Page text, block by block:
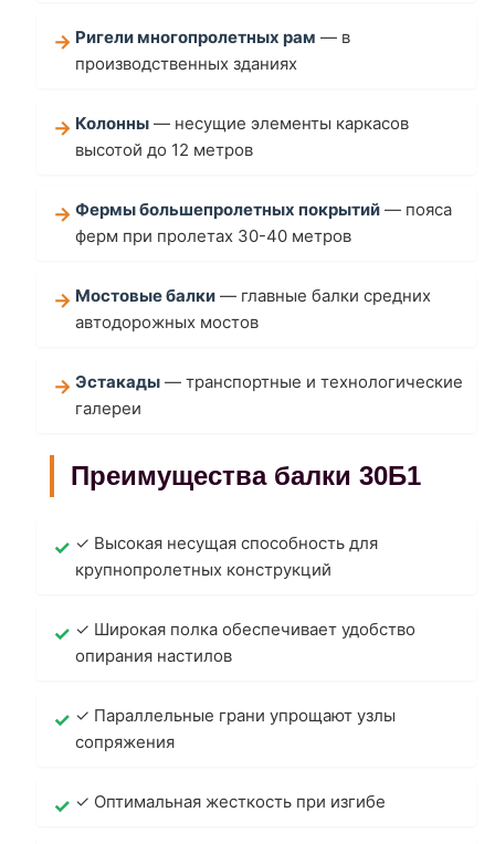
Ригели многопролетных рам — в
производственных зданиях
Колонны — несущие элементы каркасов
высотой до 12 метров
Фермы большепролетных покрытий — пояса
ферм при пролетах 30-40 метров
Мостовые балки — главные балки средних
автодорожных мостов
Эстакады — транспортные и технологические
галереи
Преимущества балки 30Б1
✓ Высокая несущая способность для
крупнопролетных конструкций
✓ Широкая полка обеспечивает удобство
опирания настилов
✓ Параллельные грани упрощают узлы
сопряжения
✓ Оптимальная жесткость при изгибе